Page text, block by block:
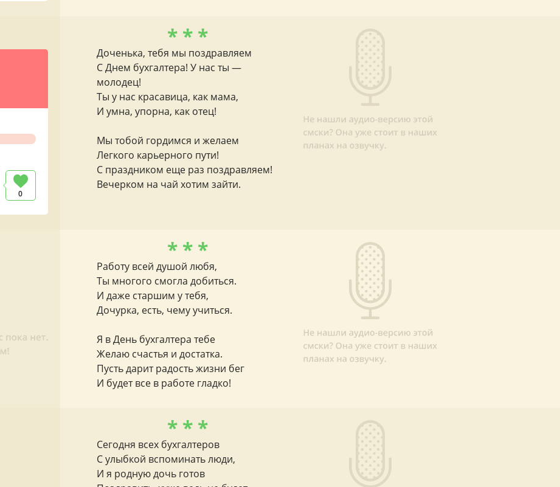
0
* * *
Доченька, тебя мы поздравляем
С Днем бухгалтера! У нас ты —
молодец!
Ты у нас красавица, как мама,
И умна, упорна, как отец!
Мы тобой гордимся и желаем
Легкого карьерного пути!
С праздником еще раз поздравляем!
Вечерком на чай хотим зайти.
* * *
Работу всей душой любя,
Ты многого смогла добиться.
И даже старшим у тебя,
Дочурка, есть, чему учиться.
Я в День бухгалтера тебе
Желаю счастья и достатка.
Пусть дарит радость жизни бег
И будет все в работе гладко!
* * *
Сегодня всех бухгалтеров
С улыбкой вспоминать люди,
И я родную дочь готов